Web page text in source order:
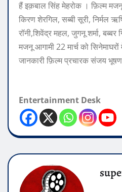
हैं इक़बाल सिंह मेहरोक । फ़िल्म
किरण शेरगिल, सब्बी सूरी, निर्मल
रॉनी,शिवेंद्र महल, जुगनू शर्मा,
मजनू आगामी 22 मार्च को
जानकारी फ़िल्म प्रचारक संजय भूषण
Entertainment Desk